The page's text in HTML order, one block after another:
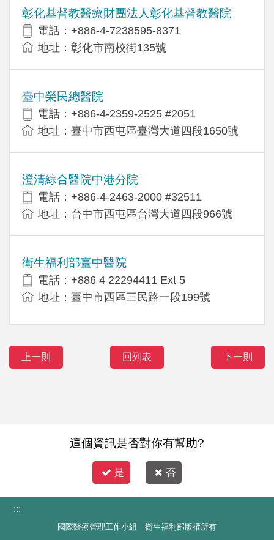
彰化基督教醫療財團法人彰化基督教醫院
電話：+886-4-7238595-8371
地址：彰化市南校街135號
臺中榮民總醫院
電話：+886-4-2359-2525 #2051
地址：臺中市西屯區臺灣大道四段1650號
澄清綜合醫院中港分院
電話：+886-4-2463-2000 #32511
地址：台中市西屯區台灣大道四段966號
衛生福利部臺中醫院
電話：+886 4 22294411 Ext 5
地址：臺中市西區三民路一段199號
上一則 回列表 下一則
這個資訊是否對你有幫助?
是 否
:::
國際醫療管理工作小組 衛生福利部版權所有